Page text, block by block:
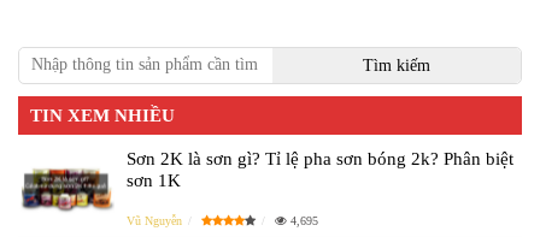
TIN XEM NHIỀU
Sơn 2K là sơn gì? Tỉ lệ pha sơn bóng 2k? Phân biệt
sơn 1K
Vũ Nguyễn 4,695